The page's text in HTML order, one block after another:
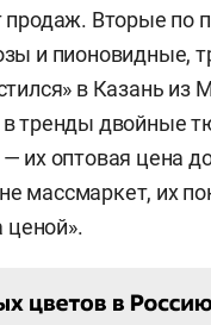
Вторые по
и пионовидные,
в Казань из
тренды двойные
их оптовая цена
массмаркет, их
ценой».